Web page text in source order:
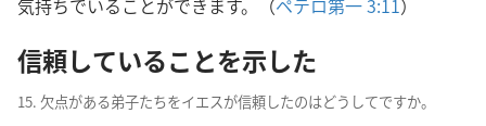
信頼していることを示した
15. 欠点がある弟子たちをイエスが信頼したのはどうしてですか。